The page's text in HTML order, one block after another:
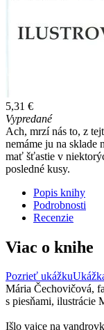
5,31 €
Vypredané
Ach, mrzí nás to, z
nemáme ju na sklade
mať šťastie v
posledné kusy.
Popis knihy
Podrobnosti
Recenzie
Viac o knihe
Pozrieť ukážku
Mária Čechovičová,
s piesňami, ilustrácie
Išlo vajce na